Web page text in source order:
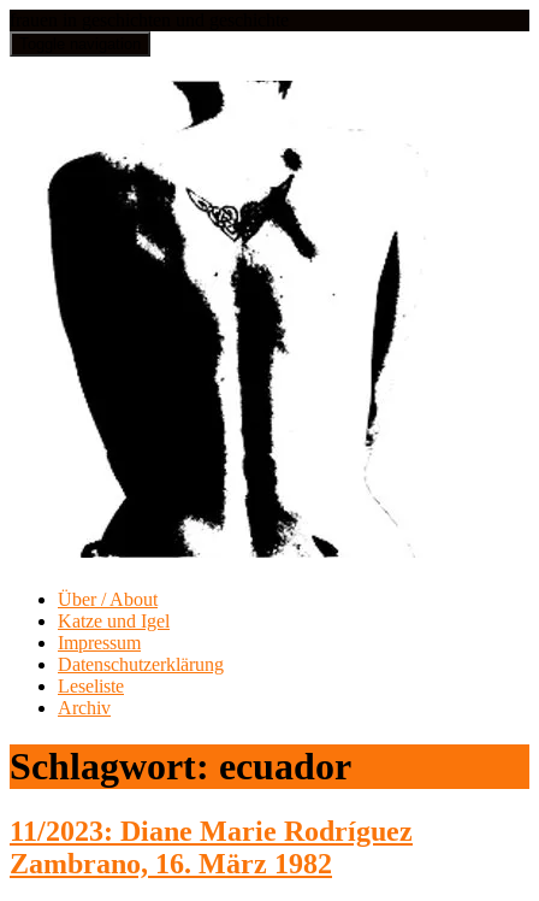
Über / About
Katze und Igel
Impressum
Datenschutzerklärung
Leseliste
Archiv
Schlagwort: ecuador
11/2023: Diane Marie Rodríguez
Zambrano, 16. März 1982